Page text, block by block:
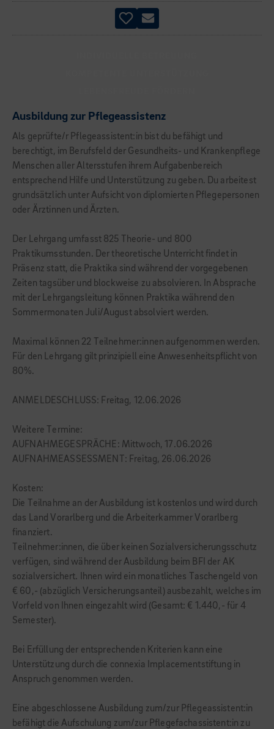
Ausbildung zur Pflegeassistenz
Als geprüfte/r Pflegeassistent:in bist du befähigt und
berechtigt, im Berufsfeld der Gesundheits- und Krankenpflege
Menschen aller Altersstufen ihrem Aufgabenbereich
entsprechend Hilfe und Unterstützung zu geben. Du arbeitest
grundsätzlich unter Aufsicht von diplomierten Pflegepersonen
oder Ärztinnen und Ärzten.
Der Lehrgang umfasst 825 Theorie- und 800
Praktikumsstunden. Der theoretische Unterricht findet in
Präsenz statt, die Praktika sind während der vorgegebenen
Zeiten tagsüber und blockweise zu absolvieren. In Absprache
mit der Lehrgangsleitung können Praktika während den
Sommermonaten Juli/August absolviert werden.
Maximal können 22 Teilnehmer:innen aufgenommen werden.
Für den Lehrgang gilt prinzipiell eine Anwesenheitspflicht von
80%.
ANMELDESCHLUSS: Freitag, 12.06.2026
Weitere Termine:
AUFNAHMEGESPRÄCHE: Mittwoch, 17.06.2026
AUFNAHMEASSESSMENT: Freitag, 26.06.2026
Kosten:
Die Teilnahme an der Ausbildung ist kostenlos und wird durch
das Land Vorarlberg und die Arbeiterkammer Vorarlberg
finanziert.
Teilnehmer:innen, die über keinen Sozialversicherungsschutz
verfügen, sind während der Ausbildung beim BFI der AK
sozialversichert. Ihnen wird ein monatliches Taschengeld von
€ 60,- (abzüglich Versicherungsanteil) ausbezahlt, welches im
Vorfeld von Ihnen eingezahlt wird (Gesamt: € 1.440,- für 4
Semester).
Bei Erfüllung der entsprechenden Kriterien kann eine
Unterstützung durch die connexia Implacementstiftung in
Anspruch genommen werden.
Eine abgeschlossene Ausbildung zum/zur Pflegeassistent:in
befähigt die Aufschulung zum/zur Pflegefachassistent:in zu